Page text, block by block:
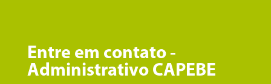
Entre em contato -
Administrativo CAPEBE